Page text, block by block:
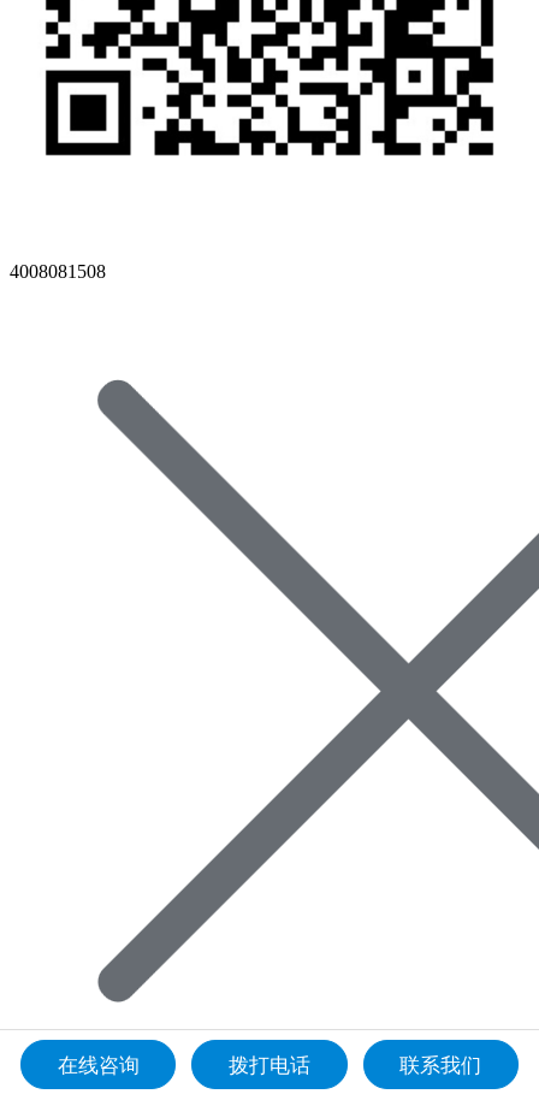
4008081508
在线咨询 拨打电话 联系我们